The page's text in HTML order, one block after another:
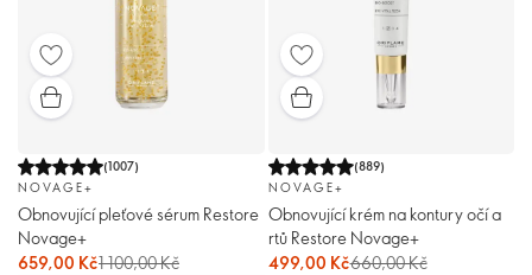
(1007)
NOVAGE+
Obnovující pleťové sérum Restore
Novage+
659,00 Kč1 100,00 Kč
(889)
NOVAGE+
Obnovující krém na kontury očí a
rtů Restore Novage+
499,00 Kč660,00 Kč